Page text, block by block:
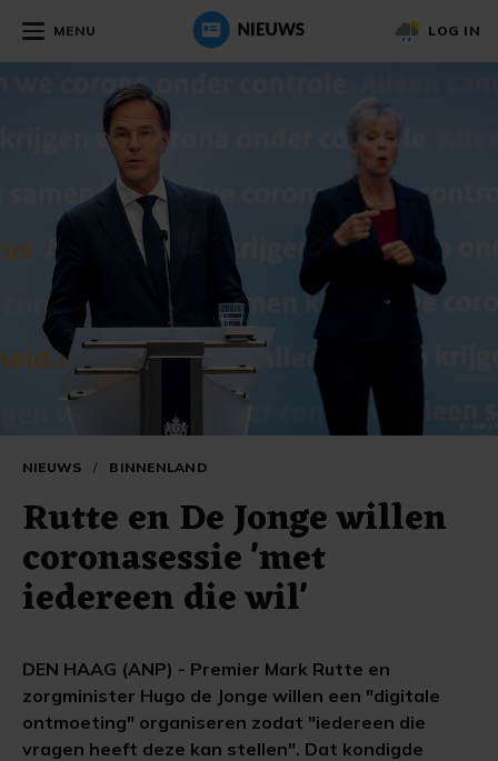
MENU LOG IN
NIEUWS / BINNENLAND
Rutte en De Jonge willen
coronasessie 'met
iedereen die wil'
DEN HAAG (ANP) - Premier Mark Rutte en
zorgminister Hugo de Jonge willen een "digitale
ontmoeting" organiseren zodat "iedereen die
vragen heeft deze kan stellen". Dat kondigde